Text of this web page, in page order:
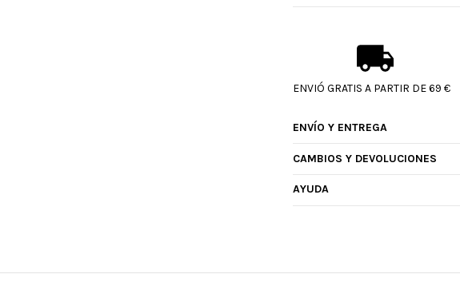
ENVIÓ GRATIS A PARTIR DE 69 €
ENVÍO Y ENTREGA
CAMBIOS Y DEVOLUCIONES
AYUDA